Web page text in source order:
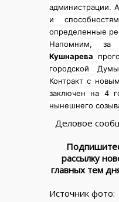
администрации.
и
определенные
Напомним, за
Кушнарева
городской
Контракт с
заключен на 4
нынешнего
Деловое
рассылку
главных тем
Источник фото: